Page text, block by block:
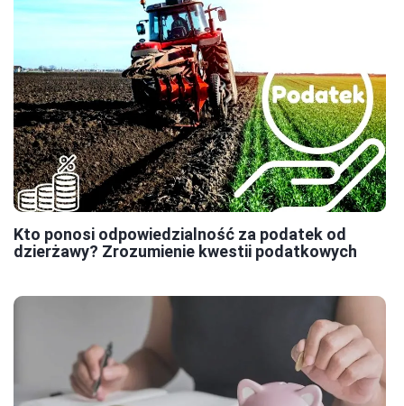
Kto ponosi odpowiedzialność za podatek od
dzierżawy? Zrozumienie kwestii podatkowych